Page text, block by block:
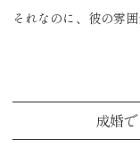
それなのに、彼の雰
成婚